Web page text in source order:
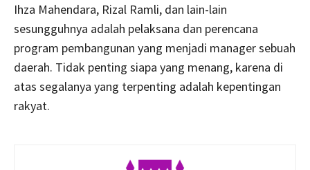
Ihza Mahendara, Rizal Ramli, dan lain-lain
sesungguhnya adalah pelaksana dan perencana
program pembangunan yang menjadi manager sebuah
daerah. Tidak penting siapa yang menang, karena di
atas segalanya yang terpenting adalah kepentingan
rakyat.